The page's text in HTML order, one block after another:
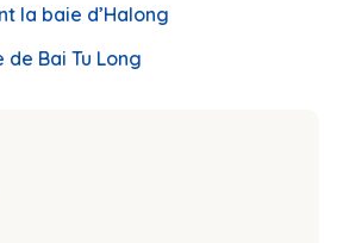
la baie d’Halong
Bai Tu Long